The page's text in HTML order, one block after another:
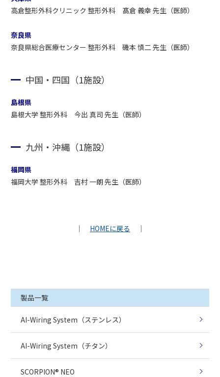
高倉整形外科クリニック 整形外科 髙倉 義幸 先生（医師）
奈良県
奈良県総合医療センター 整形外科 磯本 慎二 先生（医師）
中国・四国（1施設）
島根県
島根大学 整形外科 今出 真司 先生（医師）
九州・沖縄（1施設）
福岡県
福岡大学 整形外科 吉村 一朗 先生（医師）
｜ HOMEに戻る ｜
製品一覧
AI-Wiring System（ステンレス）
AI-Wiring System（チタン）
SCORPION® NEO